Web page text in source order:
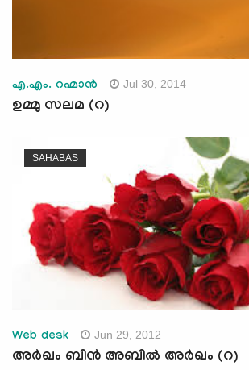
എ.എം. റഹ്മാന്‍ Jul 30, 2014
ഉമ്മു സലമ (റ)
SAHABAS
Web desk Jun 29, 2012
അര്‍ഖം ബിന്‍ അബില്‍ അര്‍ഖം (റ)